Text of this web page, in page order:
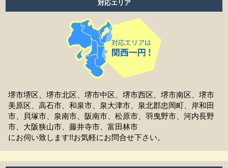
工事中は留守をしても大丈夫ですか？
施工後の保証はどうなっていますか？
作業時間は何時から何時までですか？
家の周囲に荷物を置いてますが、どこまで片付ければよ
洗濯物は干せますか？
工事前の近隣への挨拶はどうなりますか？
お支払方法は現金ですか？
対応エリア
堺市堺区、堺市北区、堺市中区、堺市西区、堺市南区、堺市
美原区、高石市、和泉市、泉大津市、泉北郡忠岡町、岸和田
市、貝塚市、泉南市、阪南市、松原市、羽曳野市、河内長野
市、大阪狭山市、藤井寺市、富田林市
にお伺い致します!!お気軽にお問合せ下さい。